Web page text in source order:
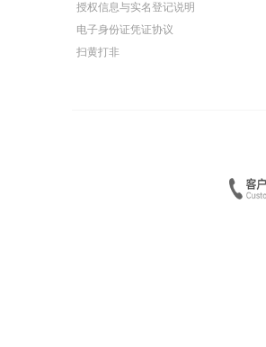
授权信息与实名登记说明
电子身份证凭证协议
扫黄打非